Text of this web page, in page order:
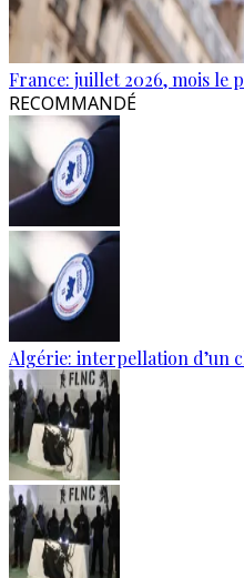
France: juillet 2026, mois le
RECOMMANDÉ
Algérie: interpellation d’un